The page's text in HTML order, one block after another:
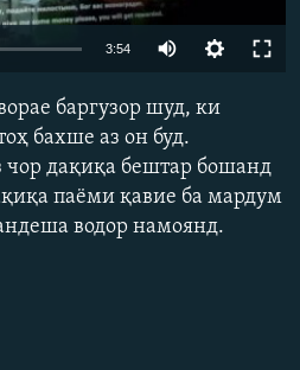
3:54
баргузор шуд, ки
бахше аз он буд.
чор дақиқа бештар бошанд
паёми қавие ба мардум
водор намоянд.